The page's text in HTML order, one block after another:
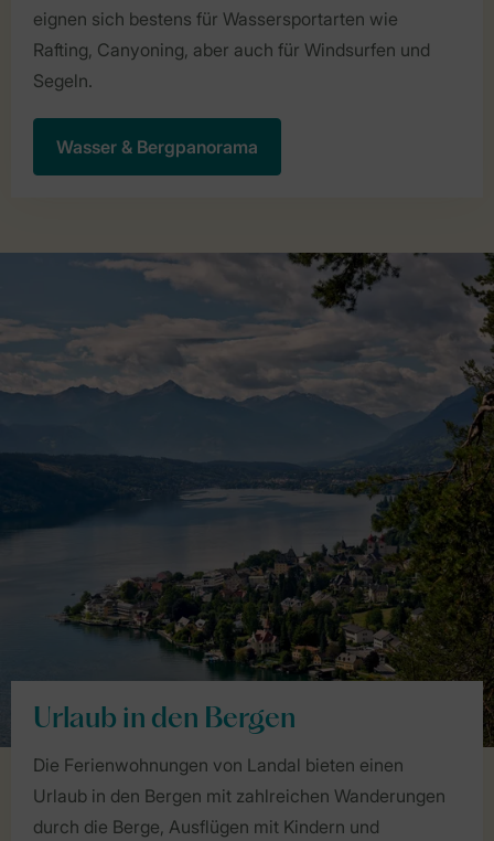
eignen sich bestens für Wassersportarten wie
Rafting, Canyoning, aber auch für Windsurfen und
Segeln.
Wasser & Bergpanorama
Urlaub in den Bergen
Die Ferienwohnungen von Landal bieten einen
Urlaub in den Bergen mit zahlreichen Wanderungen
durch die Berge, Ausflügen mit Kindern und